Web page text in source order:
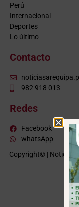
Perú
Internacional
Deportes
Lo último
Contacto
982 918 013
Redes
Facebook
whatsApp
Copyright© |